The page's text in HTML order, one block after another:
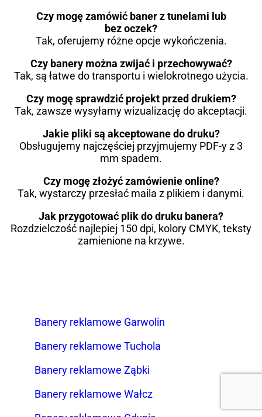
Czy mogę zamówić baner z tunelami lub
bez oczek?
Tak, oferujemy różne opcje wykończenia.
Czy banery można zwijać i przechowywać?
Tak, są łatwe do transportu i wielokrotnego użycia.
Czy mogę sprawdzić projekt przed drukiem?
Tak, zawsze wysyłamy wizualizację do akceptacji.
Jakie pliki są akceptowane do druku?
Obsługujemy najczęściej przyjmujemy PDF-y z 3
mm spadem.
Czy mogę złożyć zamówienie online?
Tak, wystarczy przesłać maila z plikiem i danymi.
Jak przygotować plik do druku banera?
Rozdzielczość najlepiej 150 dpi, kolory CMYK, teksty
zamienione na krzywe.
Banery reklamowe Garwolin
Banery reklamowe Tuchola
Banery reklamowe Ząbki
Banery reklamowe Wałcz